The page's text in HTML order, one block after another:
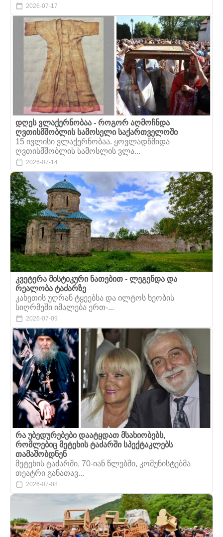
2026-07-17
დღეს ვლაქერნობაა - როგორ აღმოჩნდა
ღვთისმშობლის სამოსელი საქართველოში
15 ივლისი ვლაქერნობაა. ყოვლადწმიდა
ღვთისმშობლის სამოსლის ვლა...
2026-07-14
კვეტერა მისტიკური ნათებით - ლეგენდა და
რეალობა ტაძარზე
კახეთის უღრან ტყეებსა და ილტოს ხეობის
სიღრმეში იმალება ერთ-...
2026-07-09
რა უბედურებები დაატყდათ მსახიობებს,
რომლებიც მეტეხის ტაძარში სპექტაკლებს
თამაშობდნენ
მეტეხის ტაძარში, 70-იან წლებში, კომუნისტებმა
თეატრი განათავ...
2026-07-08